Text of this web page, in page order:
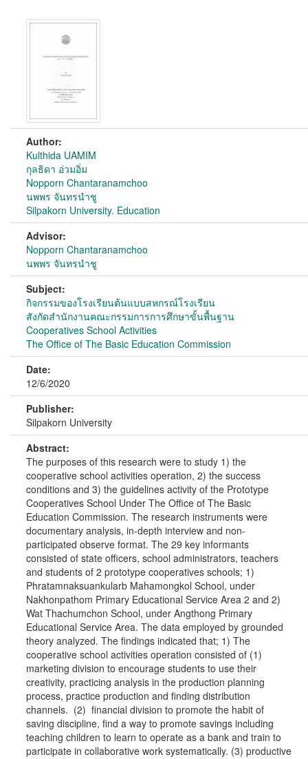
Author:
Kulthida UAMIM
กุลธิดา อ่วมอิ่ม
Nopporn Chantaranamchoo
นพพร จันทรนำชู
Silpakorn University. Education
Advisor:
Nopporn Chantaranamchoo
นพพร จันทรนำชู
Subject:
กิจกรรมของโรงเรียนต้นแบบสหกรณ์โรงเรียน
สังกัดสำนักงานคณะกรรมการการศึกษาขั้นพื้นฐาน
Cooperatives School Activities
The Office of The Basic Education Commission
Date:
12/6/2020
Publisher:
Silpakorn University
Abstract:
The purposes of this research were to study 1) the
cooperative school activities operation, 2) the success
conditions and 3) the guidelines activity of the Prototype
Cooperatives School Under The Office of The Basic
Education Commission. The research instruments were
documentary analysis, in-depth interview and non-
participated observe format. The 29 key informants
consisted of state officers, school administrators, teachers
and students of 2 prototype cooperatives schools; 1)
Phratamnaksuankularb Mahamongkol School, under
Nakhonpathom Primary Educational Service Area 2 and 2)
Wat Thachumchon School, under Angthong Primary
Educational Service Area. The data employed by grounded
theory analyzed. The findings indicated that; 1) The
cooperative school activities operation consisted of (1)
marketing division to encourage students to use their
creativity, practicing analysis in the production planning
process, practice production and finding distribution
channels. (2) financial division to promote the habit of
saving discipline, find a way to promote savings including
teaching children to learn to operate as a bank and train to
participate in collaborative work systematically. (3) productive